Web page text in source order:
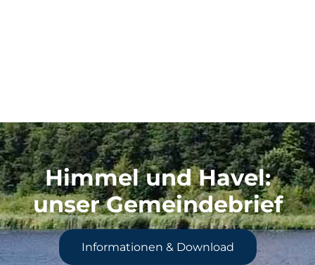
Himmel und Havel:
unser Gemeindebrief
Informationen & Download